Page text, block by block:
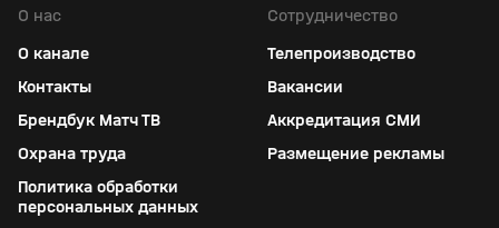
О нас
О канале
Контакты
Брендбук Матч ТВ
Охрана труда
Политика обработки
персональных данных
Сотрудничество
Телепроизводство
Вакансии
Аккредитация СМИ
Размещение рекламы